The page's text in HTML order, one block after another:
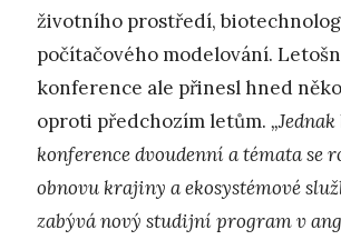
životního prostředí,
počítačového modelování.
konference ale přinesl hned
oproti předchozím letům.
konference dvoudenní a témata se
obnovu krajiny a ekosystémové
zabývá nový studijní program v